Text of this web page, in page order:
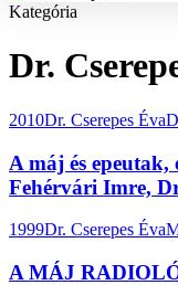
Kategória
Dr.
2010Dr. Cserepes Éva
A máj és
Fehérvári Imre,
1999Dr. Cserepes Éva
A MÁJ